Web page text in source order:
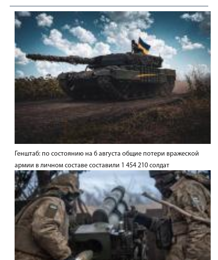
Генштаб: по состоянию на 6 августа общие потери вражеской
армии в личном составе составили 1 454 210 солдат